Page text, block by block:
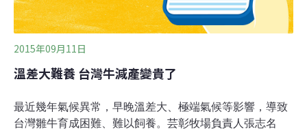
還取決於一系列廣泛的因素。中石油8月24日說，該公
2015年09月11日
溫差大難養 台灣牛減產變貴了
最近幾年氣候異常，早晚溫差大、極端氣候等影響，導致
台灣雛牛育成困難、難以飼養。芸彰牧場負責人張志名